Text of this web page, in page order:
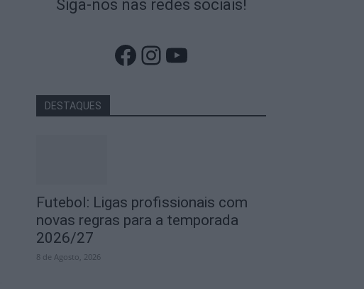
Siga-nos nas redes sociais!
Facebook
Instagram
YouTube
DESTAQUES
Futebol: Ligas profissionais com
novas regras para a temporada
2026/27
8 de Agosto, 2026